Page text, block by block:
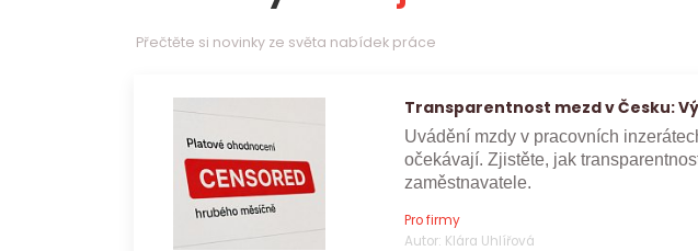
Přečtěte si novinky ze světa nabídek práce
Transparentnost mezd v Česku:
Uvádění mzdy v pracovních
očekávají. Zjistěte, jak
zaměstnavatele.
Pro firmy
Autor: Klára Uhlířová